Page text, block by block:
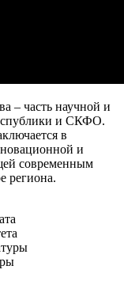
часть научной и
и СКФО.
в
и
современным
региона.